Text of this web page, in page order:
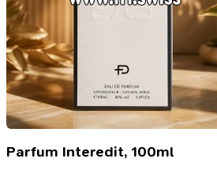
Parfum Interedit, 100ml